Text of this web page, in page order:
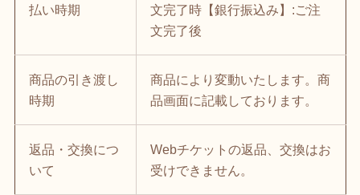
払い時期
文完了時【銀行振込み】:ご注
文完了後
商品の引き渡し
時期
商品により変動いたします。商
品画面に記載しております。
返品・交換につ
いて
Webチケットの返品、交換はお
受けできません。